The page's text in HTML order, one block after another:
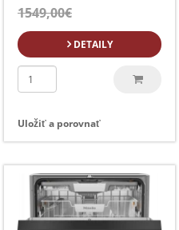
1549,00€
DETAILY
Uložiť a porovnať